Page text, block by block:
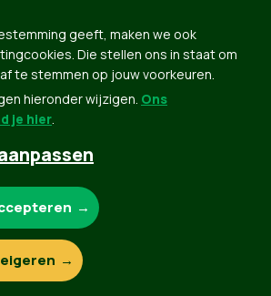
2024
2024
| Gemaakt met
geeft, maken we ook
Die stellen ons in staat om
te stemmen op jouw voorkeuren.
hieronder wijzigen. Ons
je hier.